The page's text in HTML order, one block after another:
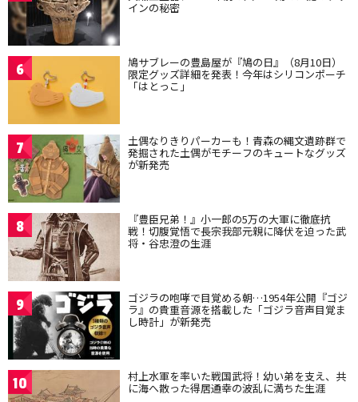
インの秘密
6 鳩サブレーの豊島屋が『鳩の日』（8月10日）
限定グッズ詳細を発表！今年はシリコンポーチ
「はとっこ」
7 土偶なりきりパーカーも！青森の縄文遺跡群で
発掘された土偶がモチーフのキュートなグッズ
が新発売
8 『豊臣兄弟！』小一郎の5万の大軍に徹底抗
戦！切腹覚悟で長宗我部元親に降伏を迫った武
将・谷忠澄の生涯
9 ゴジラの咆哮で目覚める朝…1954年公開『ゴジ
ラ』の貴重音源を搭載した「ゴジラ音声目覚ま
し時計」が新発売
10 村上水軍を率いた戦国武将！幼い弟を支え、共
に海へ散った得居通幸の波乱に満ちた生涯